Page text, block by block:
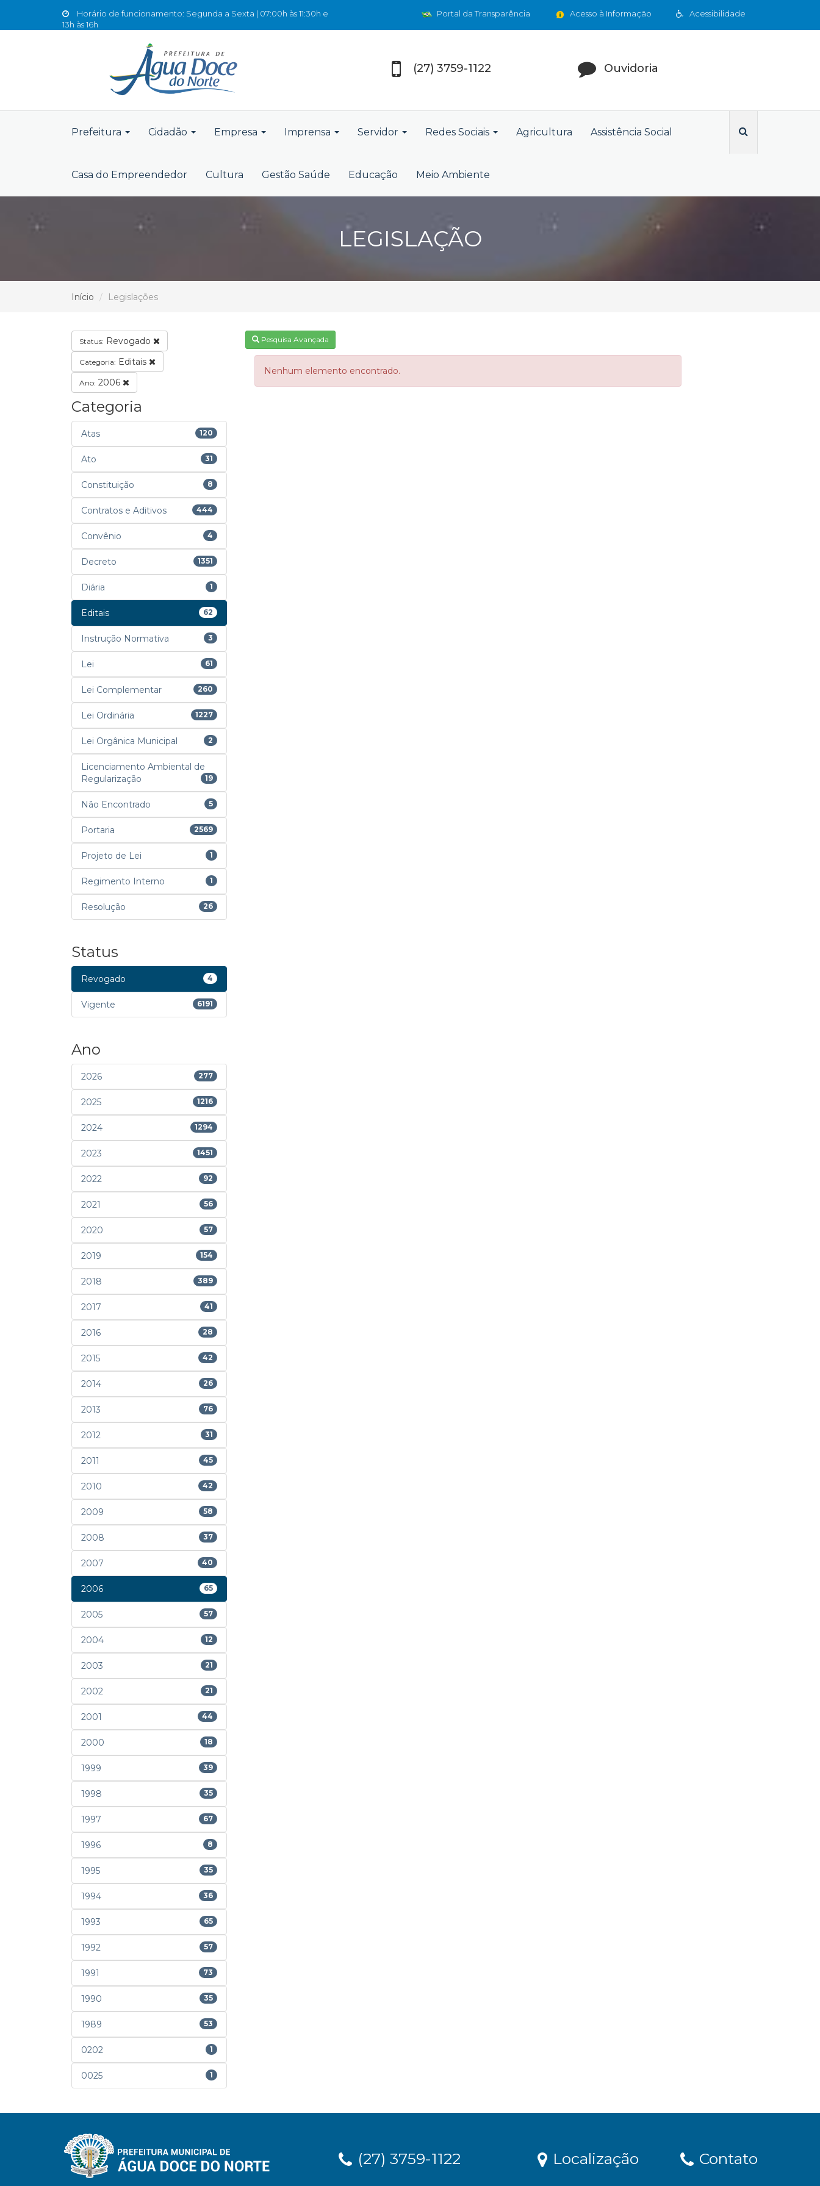
Horário de funcionamento: Segunda a Sexta | 07:00h às 11:30h e
13h às 16h
Acessibilidade
Acesso à Informação
Portal da Transparência
(27) 3759-1122 Ouvidoria
Prefeitura Cidadão Empresa Imprensa Servidor Redes Sociais Agricultura Assistência Social
Casa do Empreendedor Cultura Gestão Saúde Educação Meio Ambiente
LEGISLAÇÃO
Início Legislações
Status: Revogado
Categoria: Editais
Ano: 2006
Categoria
Atas 120
Ato 31
Constituição 8
Contratos e Aditivos 444
Convênio 4
Decreto 1351
Diária 1
Editais 62
Instrução Normativa 3
Lei 61
Lei Complementar 260
Lei Ordinária 1227
Lei Orgânica Municipal 2
Licenciamento Ambiental de
Regularização
19
Não Encontrado 5
Portaria 2569
Projeto de Lei 1
Regimento Interno 1
Resolução 26
Status
Revogado 4
Vigente 6191
Ano
2026 277
2025 1216
2024 1294
2023 1451
2022 92
2021 56
2020 57
2019 154
2018 389
2017 41
2016 28
2015 42
2014 26
2013 76
2012 31
2011 45
2010 42
2009 58
2008 37
2007 40
2006 65
2005 57
2004 12
2003 21
2002 21
2001 44
2000 18
1999 39
1998 35
1997 67
1996 8
1995 35
1994 36
1993 65
1992 57
1991 73
1990 35
1989 53
0202 1
0025 1
Pesquisa Avançada
Nenhum elemento encontrado.
(27) 3759-1122 Localização Contato